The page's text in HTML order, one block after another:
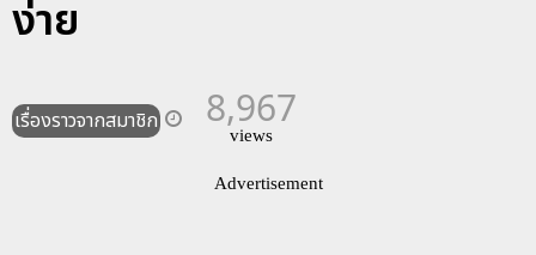
ง่าย
เรื่องราวจากสมาชิก 8,967
views
Advertisement